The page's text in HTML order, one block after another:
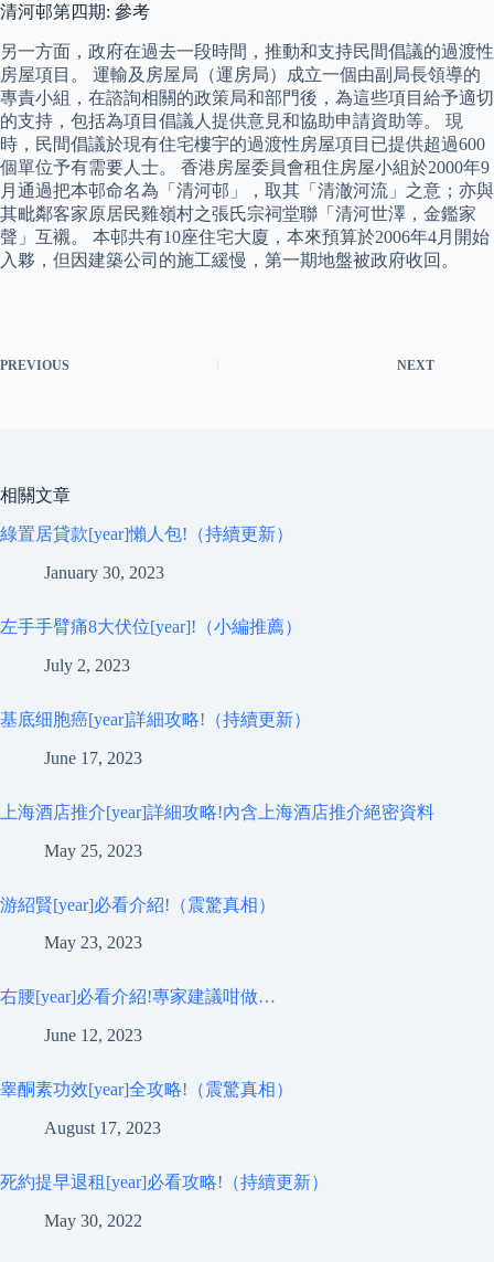
清河邨第四期: 參考
另一方面，政府在過去一段時間，推動和支持民間倡議的過渡性
房屋項目。 運輸及房屋局（運房局）成立一個由副局長領導的
專責小組，在諮詢相關的政策局和部門後，為這些項目給予適切
的支持，包括為項目倡議人提供意見和協助申請資助等。 現
時，民間倡議於現有住宅樓宇的過渡性房屋項目已提供超過600
個單位予有需要人士。 香港房屋委員會租住房屋小組於2000年9
月通過把本邨命名為「清河邨」，取其「清澈河流」之意；亦與
其毗鄰客家原居民雞嶺村之張氏宗祠堂聯「清河世澤，金鑑家
聲」互襯。 本邨共有10座住宅大廈，本來預算於2006年4月開始
入夥，但因建築公司的施工緩慢，第一期地盤被政府收回。
PREVIOUS NEXT
相關文章
綠置居貸款[year]懶人包!（持續更新）
January 30, 2023
左手手臂痛8大伏位[year]!（小編推薦）
July 2, 2023
基底细胞癌[year]詳細攻略!（持續更新）
June 17, 2023
上海酒店推介[year]詳細攻略!內含上海酒店推介絕密資料
May 25, 2023
游紹賢[year]必看介紹!（震驚真相）
May 23, 2023
右腰[year]必看介紹!專家建議咁做…
June 12, 2023
睾酮素功效[year]全攻略!（震驚真相）
August 17, 2023
死約提早退租[year]必看攻略!（持續更新）
May 30, 2022